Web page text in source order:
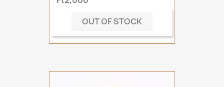
OUT OF STOCK